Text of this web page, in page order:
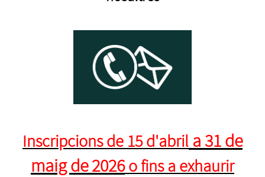
Inscripcions de 15 d'abril a 31 de
maig de 2026o fins a exhaurir